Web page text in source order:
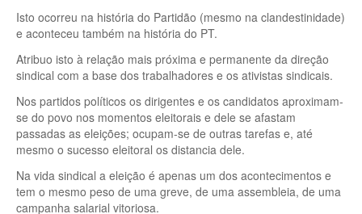
Isto ocorreu na história do Partidão (mesmo na clandestinidade)
e aconteceu também na história do PT.
Atribuo isto à relação mais próxima e permanente da direção
sindical com a base dos trabalhadores e os ativistas sindicais.
Nos partidos políticos os dirigentes e os candidatos aproximam-
se do povo nos momentos eleitorais e dele se afastam
passadas as eleições; ocupam-se de outras tarefas e, até
mesmo o sucesso eleitoral os distancia dele.
Na vida sindical a eleição é apenas um dos acontecimentos e
tem o mesmo peso de uma greve, de uma assembleia, de uma
campanha salarial vitoriosa.